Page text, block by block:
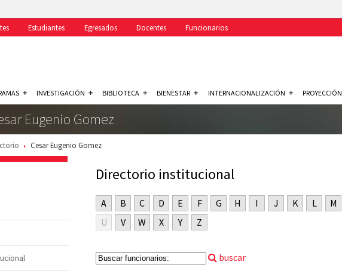
Estudiantes Egresados Docentes Funcionarios
INVESTIGACIÓN BIBLIOTECA BIENESTAR INTERNACIONALIZACIÓN
Eugenio Gomez
Cesar Eugenio Gomez
Directorio institucional
A B C D E F G H I J K L M
U
V W X Y Z
buscar